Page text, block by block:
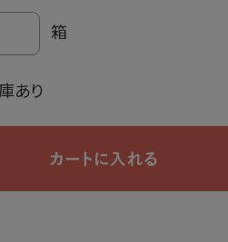
箱
あり